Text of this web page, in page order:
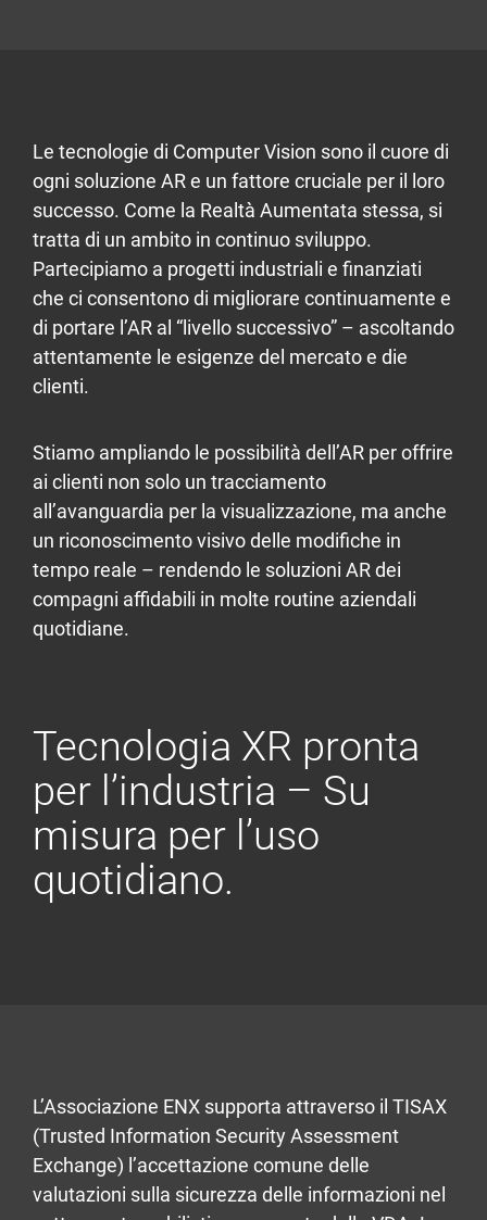
Tecnologia XR pronta
per l’industria – Su
misura per l’uso
quotidiano.
Le tecnologie di Computer Vision sono il cuore di
ogni soluzione AR e un fattore cruciale per il loro
successo. Come la Realtà Aumentata stessa, si
tratta di un ambito in continuo sviluppo.
Partecipiamo a progetti industriali e finanziati
che ci consentono di migliorare continuamente e
di portare l’AR al “livello successivo” – ascoltando
attentamente le esigenze del mercato e die
clienti.
Stiamo ampliando le possibilità dell’AR per offrire
ai clienti non solo un tracciamento
all’avanguardia per la visualizzazione, ma anche
un riconoscimento visivo delle modifiche in
tempo reale – rendendo le soluzioni AR dei
compagni affidabili in molte routine aziendali
quotidiane.
L’Associazione ENX supporta attraverso il TISAX
(Trusted Information Security Assessment
Exchange) l’accettazione comune delle
valutazioni sulla sicurezza delle informazioni nel